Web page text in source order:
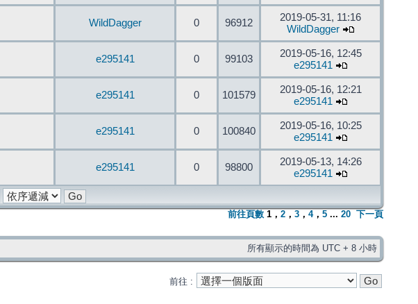
WildDagger 0 96912
2019-05-31, 11:16
WildDagger
e295141 0 99103
2019-05-16, 12:45
e295141
e295141 0 101579
2019-05-16, 12:21
e295141
e295141 0 100840
2019-05-16, 10:25
e295141
e295141 0 98800
2019-05-13, 14:26
e295141
前往頁數 1 ， 2 ， 3 ， 4， 5 ... 20 下一頁
所有顯示的時間為 UTC + 8 小時
前往 :